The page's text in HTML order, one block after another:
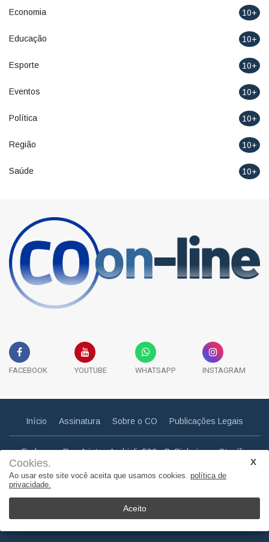
Cookies.
Ao usar este site você aceita que usamos cookies. política de
privacidade.
Aceito
Economia 10+
Educação 10+
Esporte 10+
Eventos 10+
Política 10+
Região 10+
Saúde 10+
FACEBOOK YOUTUBE WHATSAPP INSTAGRAM
Início Assinatura Sobre o CO Publicações Legais
Endereço: Rua Aristeu Andrioli, 592 - B. Pinheiros - Otacílio
Email: correiootaciliense@gmail.com
© Copyright 2011. Todos os direitos reservados | Correio